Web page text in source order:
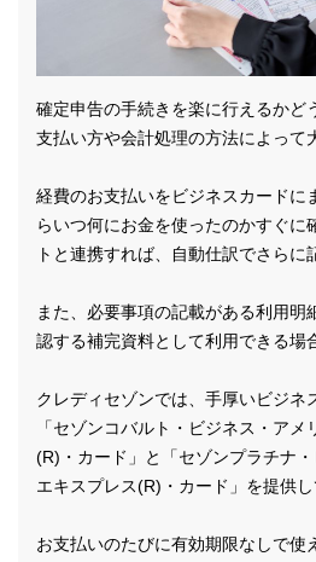
確定申告の手続きを楽に行えるかど
支払い方や会計処理の方法によって
経費のお支払いをビジネスカードに
らいつ何にお金を使ったのかすぐに
トと連携すれば、自動仕訳でさらに
また、必要事項の記載がある利用明
認する補完資料として利用できる場
クレディセゾンでは、手厚いビジネ
「セゾンコバルト・ビジネス・アメ
(R)・カード」と「セゾンプラチナ
エキスプレス(R)・カード」を提供し
お支払いのたびに有効期限なしで使